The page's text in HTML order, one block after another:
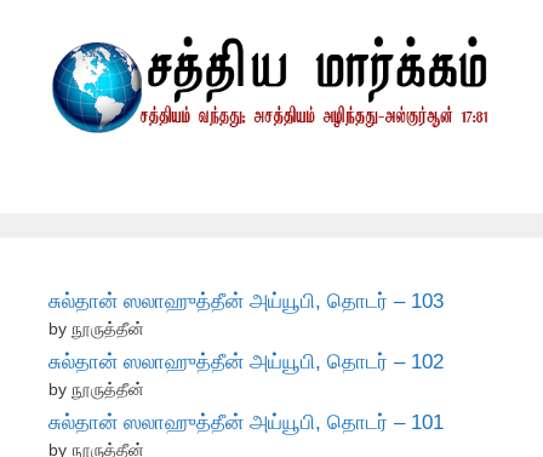
சுல்தான் ஸலாஹுத்தீன் அய்யூபி, தொடர் – 103
by நூருத்தீன்
சுல்தான் ஸலாஹுத்தீன் அய்யூபி, தொடர் – 102
by நூருத்தீன்
சுல்தான் ஸலாஹுத்தீன் அய்யூபி, தொடர் – 101
by நூருத்தீன்